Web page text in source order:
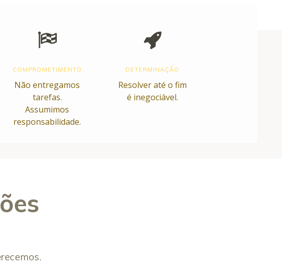
COMPROMETIMENTO
Não entregamos
tarefas.
Assumimos
responsabilidade.
DETERMINAÇÃO
Resolver até o fim
é inegociável.